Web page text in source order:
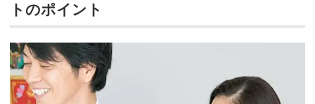
トのポイント